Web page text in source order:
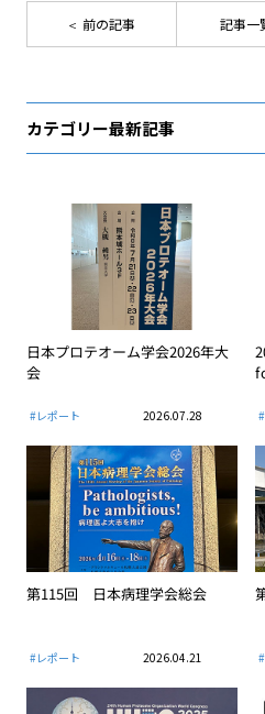
前の記事 記事一
カテゴリー最新記事
日本プロテオーム学会2026年大
会
#レポート 2026.07.28
第115回 日本病理学会総会
#レポート 2026.04.21